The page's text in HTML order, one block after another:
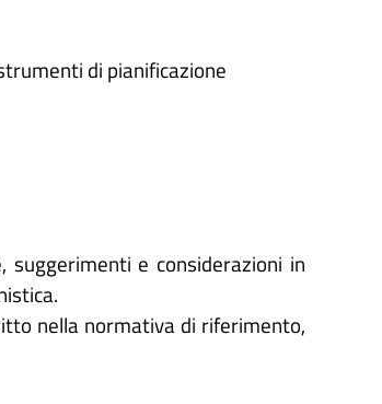
di pianificazione
e considerazioni in
nella normativa di riferimento,